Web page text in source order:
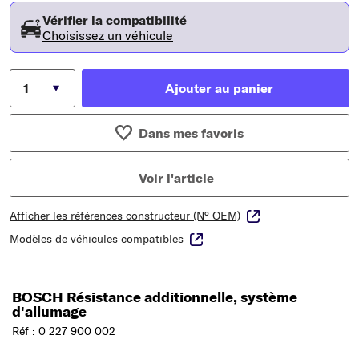
Vérifier la compatibilité
Choisissez un véhicule
Ajouter au panier
Dans mes favoris
Voir l'article
Afficher les références constructeur (N° OEM)
Modèles de véhicules compatibles
BOSCH Résistance additionnelle, système
d'allumage
Réf : 0 227 900 002